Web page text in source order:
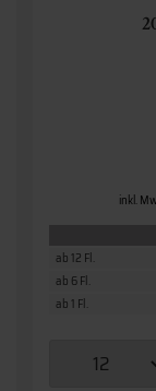
inkl.
ab 1 Fl.
ab 6 Fl.
ab 12 Fl.